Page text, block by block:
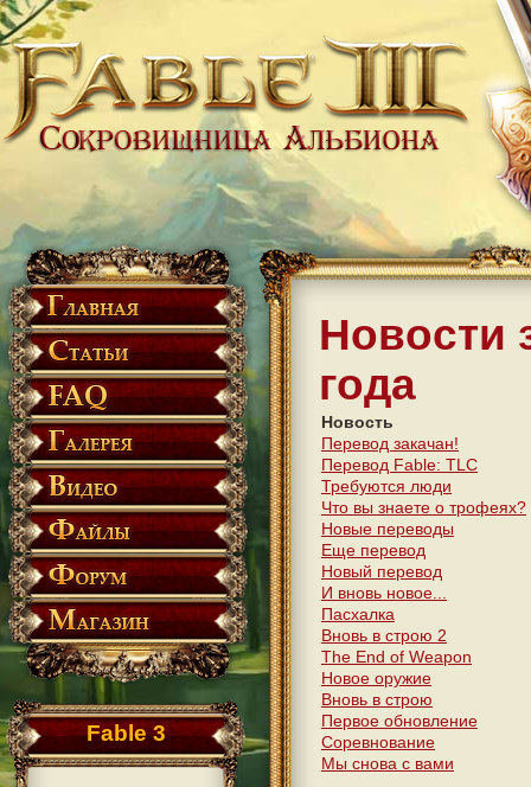
Fable 3
Новости
года
Новость
Перевод закачан!
Перевод Fable: TLC
Требуются люди
Что вы знаете о трофеях?
Новые переводы
Еще перевод
Новый перевод
И вновь новое...
Пасхалка
Вновь в строю 2
The End of Weapon
Новое оружие
Вновь в строю
Первое обновление
Соревнование
Мы снова с вами